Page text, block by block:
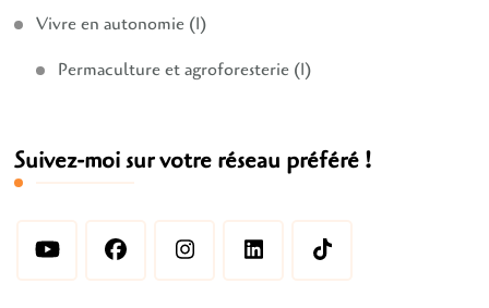
Vivre en autonomie (1)
Permaculture et agroforesterie (1)
Suivez-moi sur votre réseau préféré !